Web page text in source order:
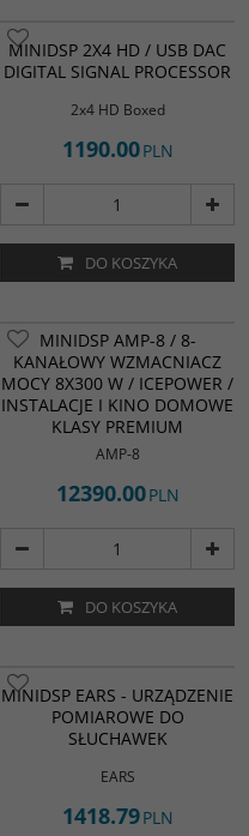
MINIDSP 2X4 HD / USB DAC
DIGITAL SIGNAL PROCESSOR
2x4 HD Boxed
1190.00PLN
DO KOSZYKA
MINIDSP AMP-8 / 8-
KANAŁOWY WZMACNIACZ
MOCY 8X300 W / ICEPOWER /
INSTALACJE I KINO DOMOWE
KLASY PREMIUM
AMP-8
12390.00PLN
DO KOSZYKA
MINIDSP EARS - URZĄDZENIE
POMIAROWE DO
SŁUCHAWEK
EARS
1418.79PLN